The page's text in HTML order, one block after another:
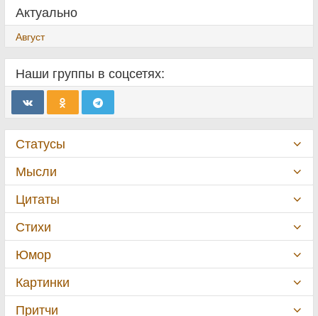
Актуально
Август
Наши группы в соцсетях:
Статусы
Мысли
Цитаты
Стихи
Юмор
Картинки
Притчи